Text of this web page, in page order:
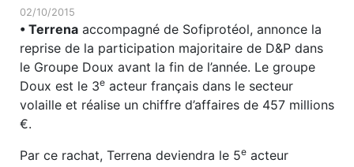
02/10/2015
• Terrena accompagné de Sofiprotéol, annonce la
reprise de la participation majoritaire de D&P dans
le Groupe Doux avant la fin de l’année. Le groupe
Doux est le 3e acteur français dans le secteur
volaille et réalise un chiffre d’affaires de 457 millions
€.
Par ce rachat, Terrena deviendra le 5e acteur